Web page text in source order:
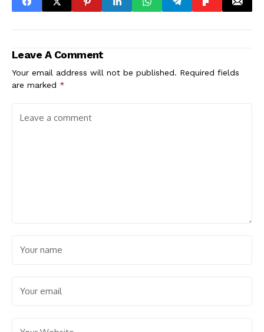
Leave A Comment
Your email address will not be published. Required fields
are marked *